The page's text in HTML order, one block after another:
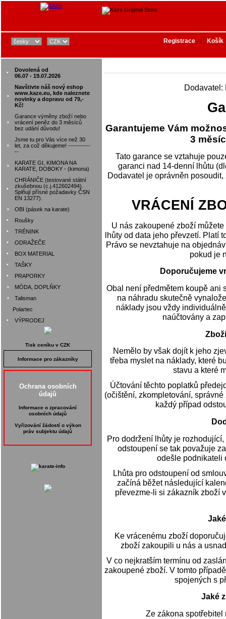
•
Dovolená od
06.07 - 19.07.2026
»
Navštivte náš nový eshop
www.kaze.eu, kde naleznete
novinky a dopravu od 79,-
Kč!
»
Garance výměny zboží nebo
vrácení peněz do 3 měsíců
bez udání důvodu!
»
Jsme tu pro Vás více než 30
let, za což děkujeme! -----------
--
»
KARATE GI, KIMONA NA
KARATE, DOBOKY - (kimona)
•
CHRÁNIČE (testované státní
zkušebnou (c.j.412602494).
Splňují přísné požadavky ČSN
EN 13277).
» OBI (pásek na karate)
• Roušky
• TRÉNINK
• ODRAŽEČE
• BOX MATERIAL
• TAŠKY
• PRAPORKY
» MÓDA, DOPLŇKY
»
Talisman
Polartec
• VÝPRODEJ
Tisk ceníku v CZK
Informace pro zákazníky
Ochrana osobních
údajů
Informace o zpracování
osobních údajů
Vyřizování žádostí o výkon
práv subjektu údajů
Registrace | Košík
Dodavatel:
Garantujeme Vám
3
Tato garance se vztahuje
garanci nad 14-denní lhůtu
Dodavatel je oprávněn
VRÁCENÍ
U nás zakoupené zboží
lhůty od data jeho převzetí. Platí
Právo se nevztahuje na
pokud je
Doporučujeme
Obal není předmětem koupě ani
na náhradu skutečně
náklady jsou vždy
naúčtovány a
Nemělo by však dojít k jeho
třeba myslet na náklady, které
stavu a které
Účtování těchto poplatků
(očištění, zkompletování,
každý případ
Pro dodržení lhůty je
odstoupení se tak považuje
odešle podnikateli
Lhůta pro odstoupení od
začíná běžet následující
převezme-li si zákazník zboží
Ke vrácenému zboží
zboží zakoupili u nás a
V co nejkratším termínu od
zakoupené zboží. V tomto
spojených s
Jaké
Ze zákona spotřebitel